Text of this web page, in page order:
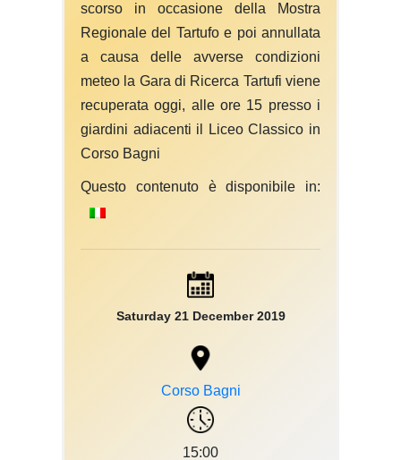
scorso in occasione della Mostra
Regionale del Tartufo e poi annullata
a causa delle avverse condizioni
meteo la Gara di Ricerca Tartufi viene
recuperata oggi, alle ore 15 presso i
giardini adiacenti il Liceo Classico in
Corso Bagni
Questo contenuto è disponibile in:
Saturday 21 December 2019
Corso Bagni
15:00